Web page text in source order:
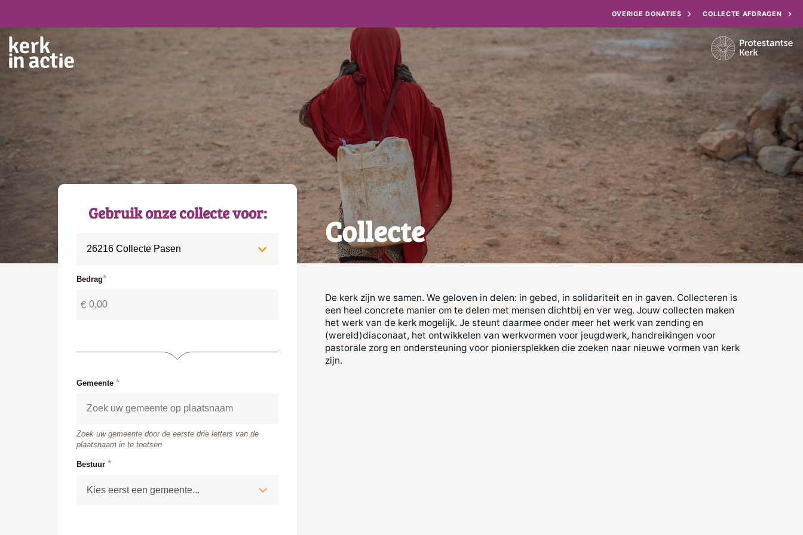
OVERIGE DONATIES COLLECTE AFDRAGEN
Collecte
Gebruik onze collecte voor:
26216 Collecte Pasen
Met welk bedrag wil je steunen?
Bedrag
€
Gemeente
Type 3 or more characters for results.
Zoek uw gemeente door de eerste drie letters van de
plaatsnaam in te toetsen
Bestuur
De kerk zijn we samen. We geloven in delen: in gebed, in solidariteit en in gaven. Collecteren is
een heel concrete manier om te delen met mensen dichtbij en ver weg. Jouw collecten maken
het werk van de kerk mogelijk. Je steunt daarmee onder meer het werk van zending en
(wereld)diaconaat, het ontwikkelen van werkvormen voor jeugdwerk, handreikingen voor
pastorale zorg en ondersteuning voor pioniersplekken die zoeken naar nieuwe vormen van kerk
zijn.